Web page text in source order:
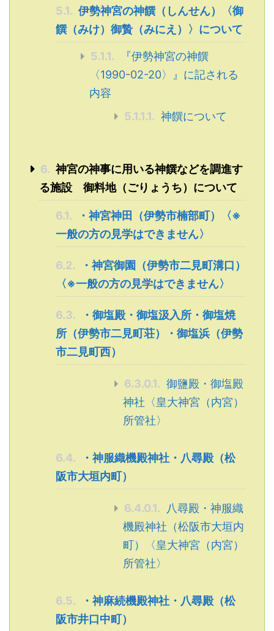
5.1. 伊勢神宮の神饌（しんせん）〈御
饌（みけ）御贄（みにえ）〉について
5.1.1.
『伊勢神宮の神饌
〈1990-02-20〉』に記される
内容
5.1.1.1. 神饌について
6. 神宮の神事に用いる神饌などを調進す
る施設 御料地（ごりょうち）について
6.1.
・神宮神田（伊勢市楠部町）〈※
一般の方の見学はできません〉
6.2.
・神宮御園（伊勢市二見町溝口）
〈※一般の方の見学はできません〉
6.3.
・御塩殿・御塩汲入所・御塩焼
所（伊勢市二見町荘）・御塩浜（伊勢
市二見町西）
6.3.0.1. 御鹽殿・御塩殿
神社〈皇大神宮（内宮）
所管社〉
6.4.
・神服織機殿神社・八尋殿（松
阪市大垣内町）
6.4.0.1.
八尋殿・神服織
機殿神社（松阪市大垣内
町）〈皇大神宮（内宮）
所管社〉
6.5.
・神麻続機殿神社・八尋殿（松
阪市井口中町）